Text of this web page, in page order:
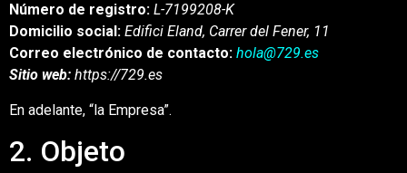
Número de registro: L-7199208-K
Domicilio social: Edifici Eland, Carrer del Fener, 11
Correo electrónico de contacto: hola@729.es
Sitio web: https://729.es
En adelante, “la Empresa”.
2. Objeto